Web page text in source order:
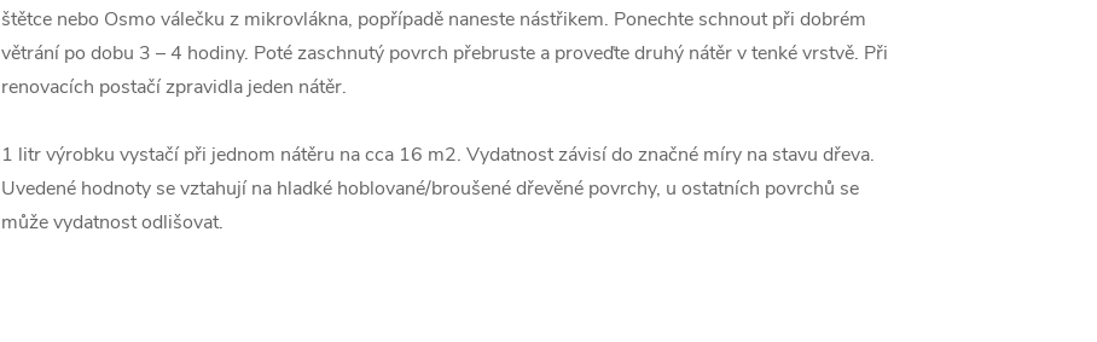
štětce nebo Osmo válečku z mikrovlákna, popřípadě naneste nástřikem. Ponechte schnout při dobrém
větrání po dobu 3 – 4 hodiny. Poté zaschnutý povrch přebruste a proveďte druhý nátěr v tenké vrstvě. Při
renovacích postačí zpravidla jeden nátěr.
1 litr výrobku vystačí při jednom nátěru na cca 16 m2. Vydatnost závisí do značné míry na stavu dřeva.
Uvedené hodnoty se vztahují na hladké hoblované/broušené dřevěné povrchy, u ostatních povrchů se
může vydatnost odlišovat.